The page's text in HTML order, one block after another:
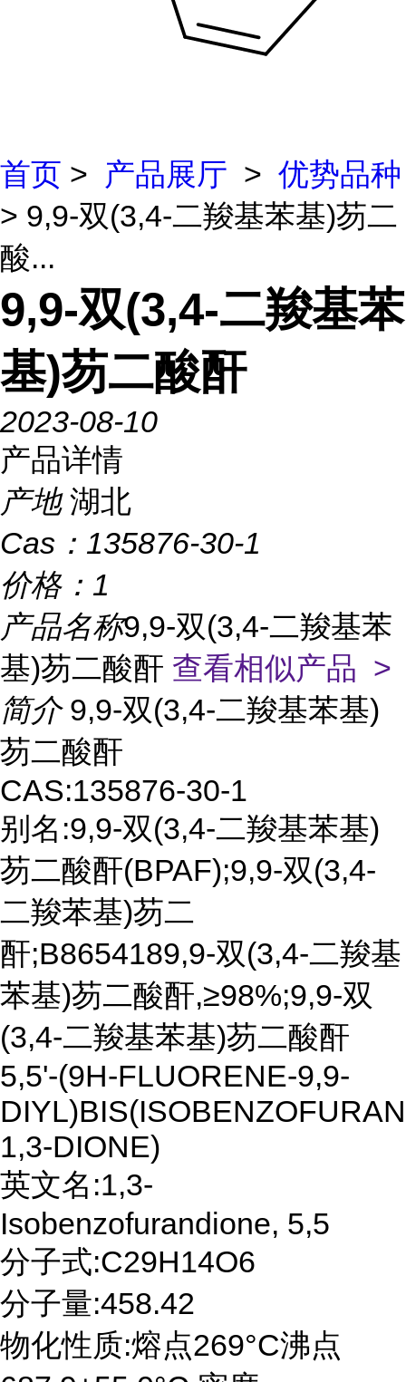
首页 > 产品展厅 > 优势品种
> 9,9-双(3,4-二羧基苯基)芴二
酸...
9,9-双(3,4-二羧基苯
基)芴二酸酐
2023-08-10
产品详情
产地 湖北
Cas： 135876-30-1
价格： 1
产品名称9,9-双(3,4-二羧基苯
基)芴二酸酐 查看相似产品 >
简介 9,9-双(3,4-二羧基苯基)
芴二酸酐
CAS:135876-30-1
别名:9,9-双(3,4-二羧基苯基)
芴二酸酐(BPAF);9,9-双(3,4-
二羧苯基)芴二
酐;B8654189,9-双(3,4-二羧基
苯基)芴二酸酐,≥98%;9,9-双
(3,4-二羧基苯基)芴二酸酐
5,5'-(9H-FLUORENE-9,9-
1,3-DIONE)
英文名:1,3-
Isobenzofurandione, 5,5
分子式:C29H14O6
分子量:458.42
物化性质:熔点269°C沸点